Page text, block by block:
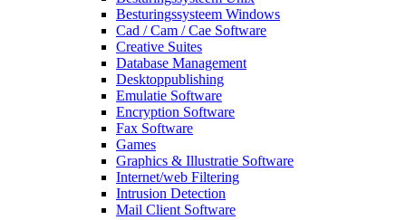
Besturingssysteem Windows
Cad / Cam / Cae Software
Creative Suites
Database Management
Desktoppublishing
Emulatie Software
Encryption Software
Fax Software
Games
Graphics & Illustratie Software
Internet/web Filtering
Intrusion Detection
Mail Client Software